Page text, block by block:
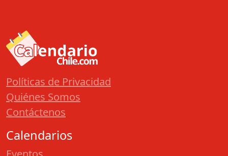
Políticas de Privacidad
Quiénes Somos
Contáctenos
Calendarios